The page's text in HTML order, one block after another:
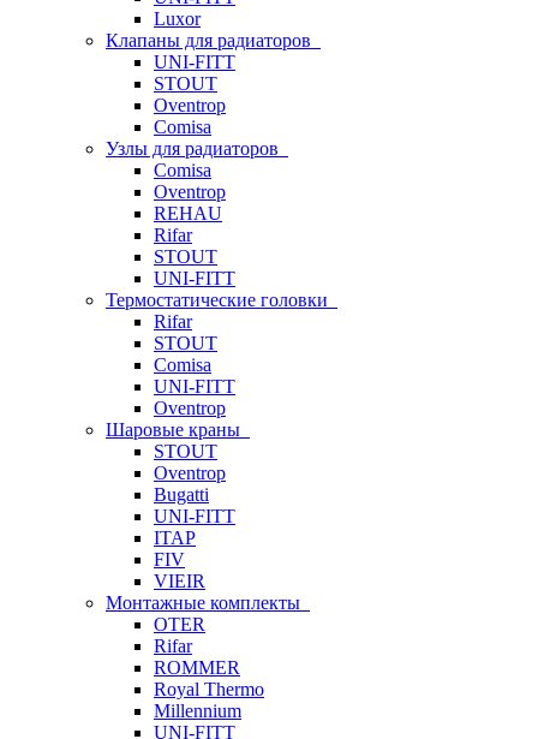
Luxor
Клапаны для радиаторов
UNI-FITT
STOUT
Oventrop
Comisa
Узлы для радиаторов
Comisa
Oventrop
REHAU
Rifar
STOUT
UNI-FITT
Термостатические головки
Rifar
STOUT
Comisa
UNI-FITT
Oventrop
Шаровые краны
STOUT
Oventrop
Bugatti
UNI-FITT
ITAP
FIV
VIEIR
Монтажные комплекты
OTER
Rifar
ROMMER
Royal Thermo
Millennium
UNI-FITT